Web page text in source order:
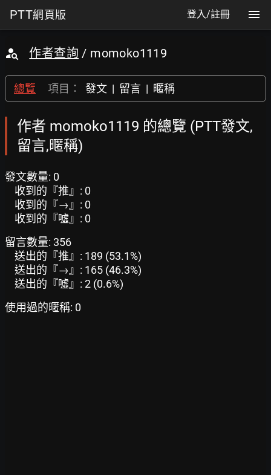
PTT網頁版 登入/註冊
作者查詢 / momoko1119
總覽 項目： 發文 | 留言 | 暱稱
作者 momoko1119 的總覽 (PTT發文,
留言,暱稱)
發文數量: 0
收到的『推』: 0
收到的『→』: 0
收到的『噓』: 0
留言數量: 356
送出的『推』: 189 (53.1%)
送出的『→』: 165 (46.3%)
送出的『噓』: 2 (0.6%)
使用過的暱稱: 0